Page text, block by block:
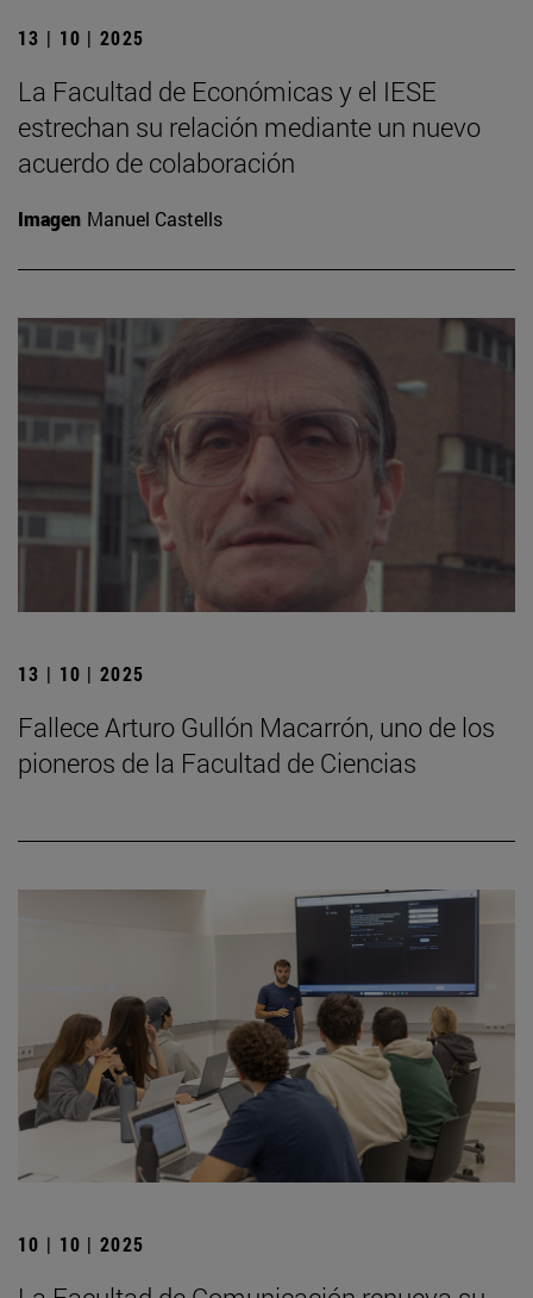
13 | 10 | 2025
La Facultad de Económicas y el IESE
estrechan su relación mediante un nuevo
acuerdo de colaboración
Imagen Manuel Castells
13 | 10 | 2025
Fallece Arturo Gullón Macarrón, uno de los
pioneros de la Facultad de Ciencias
10 | 10 | 2025